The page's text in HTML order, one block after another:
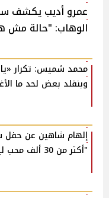
عمرو أديب يكشف
الوهاب: "حالة مش
محمد شميس: تكرار
وبنقلد بعض لحد ما
إلهام شاهين عن حفل
"أكتر من 30 ألف محب ليها"